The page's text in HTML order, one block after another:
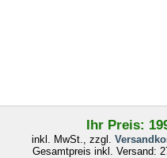
Ihr Preis:
inkl. MwSt., zzgl.
Gesamtpreis inkl. Versand: